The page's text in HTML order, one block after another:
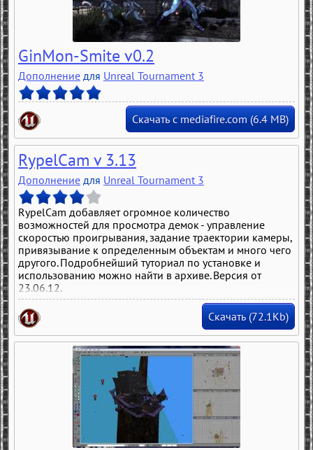
GinMon-Smite v0.2
Дополнение для Unreal Tournament 3
Скачать с mediafire.com (6.4 MB)
RypelCam v 3.13
Дополнение для Unreal Tournament 3
RypelCam добавляет огромное количество
возможностей для просмотра демок - управление
скоростью проигрывания, задание траектории камеры,
привязывание к определенным объектам и много чего
другого. Подробнейший туториал по установке и
использованию можно найти в архиве. Версия от
23.06.12.
Скачать (72.1Kb)